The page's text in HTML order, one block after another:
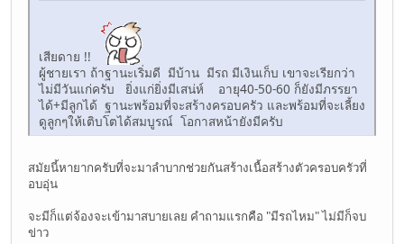
เสียดาย !!
ผู้ชายเรา ถ้าฐานะเริ่มดี มีบ้าน มีรถ มีเงินเก็บ เขาจะเรียกว่า
ไม่มีวันแก่ครับ ยิ่งแก่ยิ่งมีเสน่ห์ อายุ40-50-60 ก็ยังมีภรรยา
ได้+มีลูกได้ ฐานะพร้อมที่จะสร้างครอบครัว และพร้อมที่จะเลี้ยง
ดูลูกๆให้เติบโตได้สมบูรณ์ โอกาสหน้ายังมีครับ
สมัยนี้หายากครับที่จะมาลำบากช่วยกันสร้างเนื้อสร้างตัวครอบครัวที่
อบอุ่น
จะมีก็แต่จ้องจะเข้ามาสบายเลย คำถามแรกคือ "มีรถไหม" ไม่มีก็จบ
ข่าว